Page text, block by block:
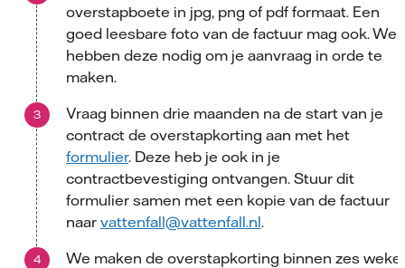
overstapboete in jpg, png of pdf formaat. Een
goed leesbare foto van de factuur mag ook. We
hebben deze nodig om je aanvraag in orde te
maken.
Vraag binnen drie maanden na de start van je
contract de overstapkorting aan met het
formulier. Deze heb je ook in je
contractbevestiging ontvangen. Stuur dit
formulier samen met een kopie van de factuur
naar vattenfall@vattenfall.nl.
We maken de overstapkorting binnen zes